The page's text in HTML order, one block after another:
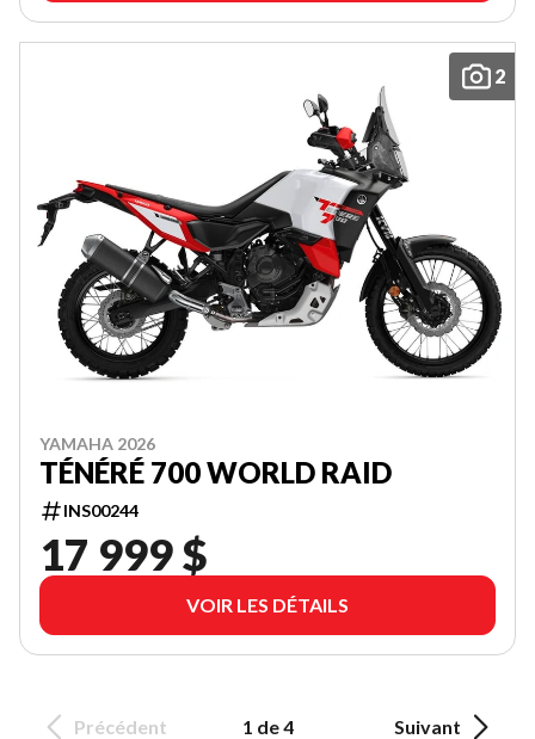
2
YAMAHA 2026
TÉNÉRÉ 700 WORLD RAID
INS00244
17 999 $
VOIR LES DÉTAILS
Précédent 1 de 4 Suivant